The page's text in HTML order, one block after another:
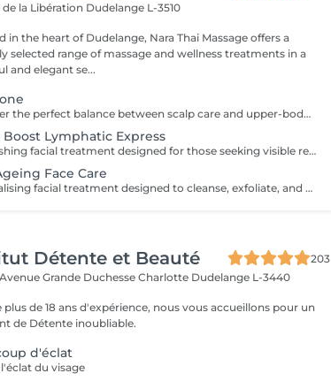
de la Libération Dudelange L-3510
in the heart of Dudelange, Nara Thai Massage offers a
selected range of massage and wellness treatments in a
and elegant se...
Discover the perfect balance between scalp care and upper-body relaxation. This signature wellness package combines a 60-minute Head Spa with a 30-minute Office Syndrome Back & Shoulder Massage to release tension, refresh the mind, and promote deep relaxation from head to shoulders. Includes: Head Spa 60 min Office Syndrome Back & Shoulder Massage 30 min
Boost Lymphatic Express
A refreshing facial treatment designed for those seeking visible results in a short amount of time. Cleansing, exfoliation, and targeted skincare help leave the complexion looking fresh, radiant, and revitalised. Facial lymphatic drainage can be incorporated upon request.
Face Care
A revitalising facial treatment designed to cleanse, exfoliate, and nourish the skin while promoting a fresh and radiant appearance. Combining carefully selected skincare products with relaxing facial massage techniques, this treatment helps leave the skin feeling smooth, refreshed, and beautifully cared for.
Détente et Beauté
203
Grande Duchesse Charlotte Dudelange L-3440
plus de 18 ans d'expérience, nous vous accueillons pour un
de Détente inoubliable.
d'éclat
du visage